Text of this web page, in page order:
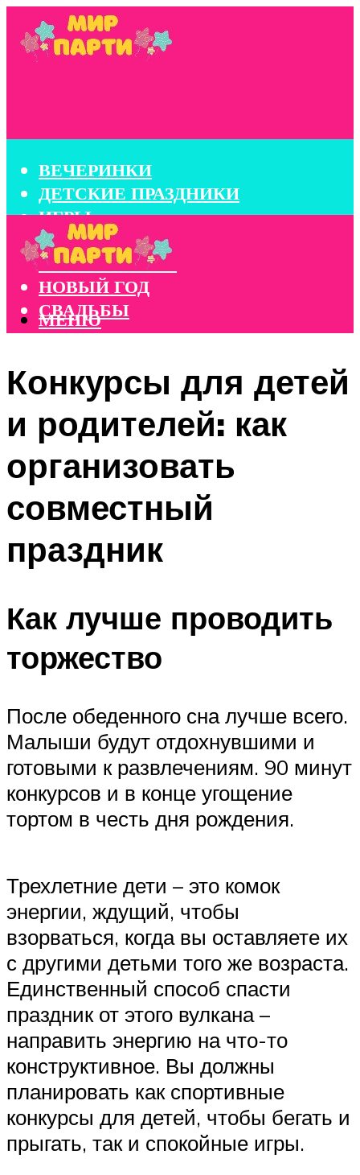
ВЕЧЕРИНКИ
ДЕТСКИЕ ПРАЗДНИКИ
ИГРЫ
КОНКУРСЫ
КОРПОРАТИВЫ
НОВЫЙ ГОД
СВАДЬБЫ
МЕНЮ
Конкурсы для детей
и родителей: как
организовать
совместный
праздник
Как лучше проводить
торжество
После обеденного сна лучше всего.
Малыши будут отдохнувшими и
готовыми к развлечениям. 90 минут
конкурсов и в конце угощение
тортом в честь дня рождения.
Трехлетние дети – это комок
энергии, ждущий, чтобы
взорваться, когда вы оставляете их
с другими детьми того же возраста.
Единственный способ спасти
праздник от этого вулкана –
направить энергию на что-то
конструктивное. Вы должны
планировать как спортивные
конкурсы для детей, чтобы бегать и
прыгать, так и спокойные игры.